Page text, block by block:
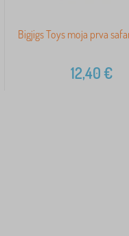
Bigjigs Toys moja prva
12,40€